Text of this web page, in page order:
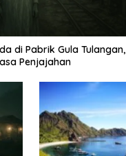
di Pabrik Gula Tulangan,
Penjajahan